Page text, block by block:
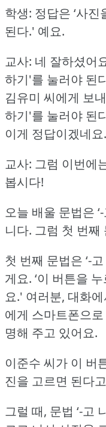
학생: 정답은 ‘사
된다.' 예요.
교사: 네 잘하셨어
하기'를 눌러야 된
김유미 씨에게 보
하기'를 눌러야 된
이게 정답이겠네요.
교사: 그럼 이번에
봅시다!
오늘 배울 문법은
니다. 그럼 첫 번째
첫 번째 문법은 ‘-
게요. ‘이 버튼을
요.' 여러분, 대화
에게 스마트폰으
명해 주고 있어요.
이준수 씨가 이 버
진을 고르면 된다
그럴 때, 문법 ‘-고